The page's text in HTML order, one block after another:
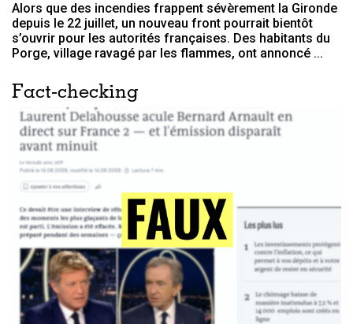
Alors que des incendies frappent sévèrement la Gironde
depuis le 22 juillet, un nouveau front pourrait bientôt
s’ouvrir pour les autorités françaises. Des habitants du
Porge, village ravagé par les flammes, ont annoncé ...
Fact-checking